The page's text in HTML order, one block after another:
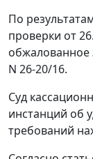
По
проверки от
обжалованное
N 26-20/16.
Суд
инстанций об
требований